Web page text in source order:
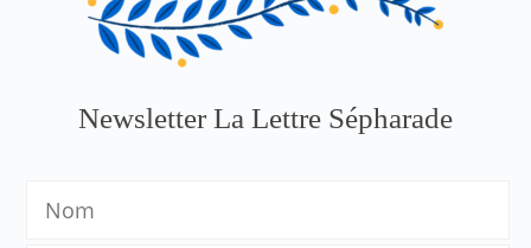
Newsletter La Lettre Sépharade